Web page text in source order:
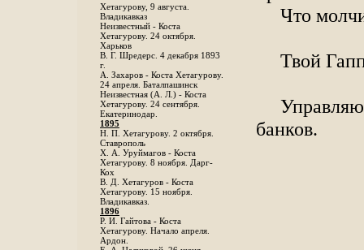
Хетагурову, 9 августа.
Владикавказ
Неизвестный - Коста
Хетагурову. 24 октября.
Харьков
B. Г. Шредерс. 4 декабря 1893
г.
А. Захаров - Коста Хетагурову.
24 апреля. Баталпашинск
Неизвестная (А. Л.) - Коста
Хетагурову. 24 сентября.
Екатеринодар.
1895
Н. П. Хетагурову. 2 октября.
Ставрополь
X. А. Уруймагов - Коста
Хетагурову. 8 ноября. Дарг-
Кох
В. Д. Хетагуров - Коста
Хетагурову. 15 ноября.
Владикавказ.
1896
Р. И. Гайтова - Коста
Хетагурову. Начало апреля.
Ардон.
Что
Твой
банков.